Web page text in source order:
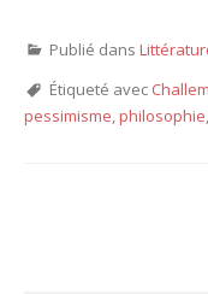
Publié dans
Étiqueté avec
pessimisme,philosophie,